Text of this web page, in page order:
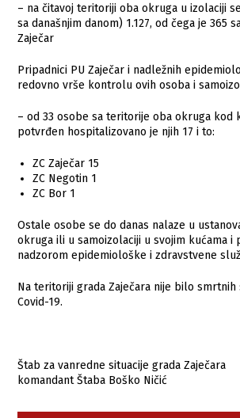
– na čitavoj teritoriji oba okruga u izolaciji
sa današnjim danom) 1.127, od čega je 365
Zaječar
Pripadnici PU Zaječar i nadležnih
redovno vrše kontrolu ovih osoba i
– od 33 osobe sa teritorije oba okruga kod
potvrđen hospitalizovano je njih 17 i to:
ZC Zaječar 15
ZC Negotin 1
ZC Bor 1
Ostale osobe se do danas nalaze u
okruga ili u samoizolaciji u svojim kućama i
nadzorom epidemiološke i zdravstvene
Na teritoriji grada Zaječara nije bilo smrtnih
Covid-19.
Štab za vanredne situacije grada Zaječara
komandant Štaba Boško Ničić